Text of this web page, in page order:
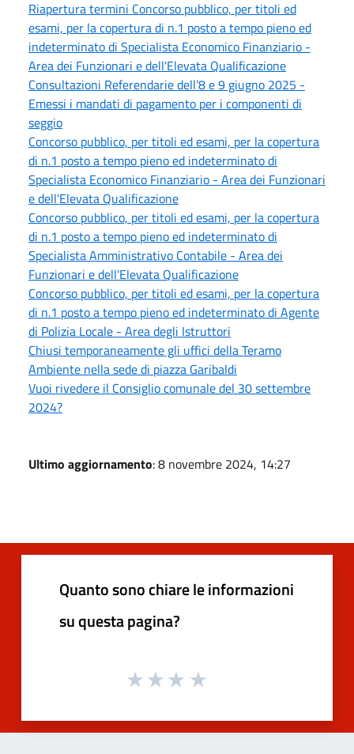
Riapertura termini Concorso pubblico, per titoli ed
esami, per la copertura di n.1 posto a tempo pieno ed
indeterminato di Specialista Economico Finanziario -
Area dei Funzionari e dell'Elevata Qualificazione
Consultazioni Referendarie dell’8 e 9 giugno 2025 -
Emessi i mandati di pagamento per i componenti di
seggio
Concorso pubblico, per titoli ed esami, per la copertura
di n.1 posto a tempo pieno ed indeterminato di
Specialista Economico Finanziario - Area dei Funzionari
e dell'Elevata Qualificazione
Concorso pubblico, per titoli ed esami, per la copertura
di n.1 posto a tempo pieno ed indeterminato di
Specialista Amministrativo Contabile - Area dei
Funzionari e dell'Elevata Qualificazione
Concorso pubblico, per titoli ed esami, per la copertura
di n.1 posto a tempo pieno ed indeterminato di Agente
di Polizia Locale - Area degli Istruttori
Chiusi temporaneamente gli uffici della Teramo
Ambiente nella sede di piazza Garibaldi
Vuoi rivedere il Consiglio comunale del 30 settembre
2024?
Ultimo aggiornamento: 8 novembre 2024, 14:27
Quanto sono chiare le informazioni
su questa pagina?